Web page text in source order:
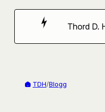
Hoppa
Thord D.
TDH/Blogg